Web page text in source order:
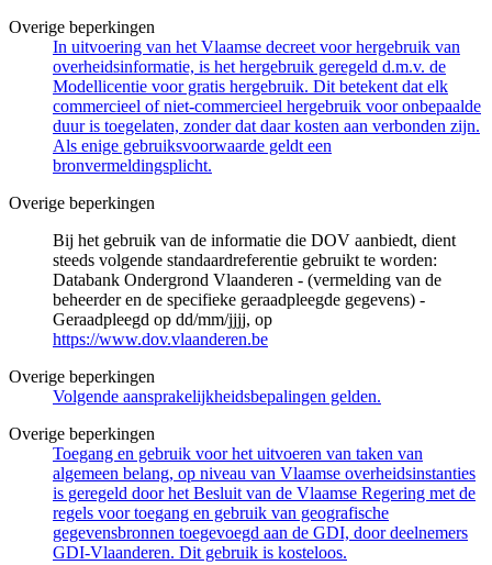
Overige beperkingen
In uitvoering van het Vlaamse decreet voor hergebruik van
overheidsinformatie, is het hergebruik geregeld d.m.v. de
Modellicentie voor gratis hergebruik. Dit betekent dat elk
commercieel of niet-commercieel hergebruik voor onbepaalde
duur is toegelaten, zonder dat daar kosten aan verbonden zijn.
Als enige gebruiksvoorwaarde geldt een
bronvermeldingsplicht.
Overige beperkingen
Bij het gebruik van de informatie die DOV aanbiedt, dient
steeds volgende standaardreferentie gebruikt te worden:
Databank Ondergrond Vlaanderen - (vermelding van de
beheerder en de specifieke geraadpleegde gegevens) -
Geraadpleegd op dd/mm/jjjj, op
https://www.dov.vlaanderen.be
Overige beperkingen
Volgende aansprakelijkheidsbepalingen gelden.
Overige beperkingen
Toegang en gebruik voor het uitvoeren van taken van
algemeen belang, op niveau van Vlaamse overheidsinstanties
is geregeld door het Besluit van de Vlaamse Regering met de
regels voor toegang en gebruik van geografische
gegevensbronnen toegevoegd aan de GDI, door deelnemers
GDI-Vlaanderen. Dit gebruik is kosteloos.